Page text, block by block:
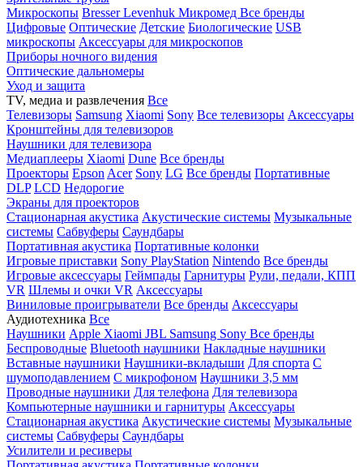
Микроскопы BresserLevenhuk Микромед Все бренды
Цифровые Оптические Детские Биологические USB
микроскопы Аксессуары для микроскопов
Приборы ночного видения
Оптические дальномеры
Уход и защита
TV, медиа и развлечения Все
Телевизоры Samsung Xiaomi Sony Все телевизоры Аксессуары
Кронштейны для телевизоров
Наушники для телевизора
Медиаплееры Xiaomi Dune Все бренды
Проекторы Epson Acer Sony LG Все бренды Портативные
DLP LCD Недорогие
Экраны для проекторов
Стационарная акустика Акустические системы Музыкальные
системы Сабвуферы Саундбары
Портативная акустика Портативные колонки
Игровые приставки Sony PlayStation Nintendo Все бренды
Игровые аксессуары Геймпады Гарнитуры Рули, педали, КПП
VR Шлемы и очки VR Аксессуары
Виниловые проигрыватели Все бренды Аксессуары
Аудиотехника Все
Наушники Apple Xiaomi JBL Samsung Sony Все бренды
Беспроводные Bluetooth наушники Накладные наушники
Вставные наушники Наушники-вкладыши Для спорта С
шумоподавлением С микрофоном Наушники 3,5 мм
Проводные наушники Для телефона Для телевизора
Компьютерные наушники и гарнитуры Аксессуары
Стационарная акустика Акустические системы Музыкальные
системы Сабвуферы Саундбары
Усилители и ресиверы